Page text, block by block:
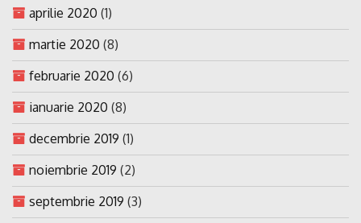
aprilie 2020 (1)
martie 2020 (8)
februarie 2020 (6)
ianuarie 2020 (8)
decembrie 2019 (1)
noiembrie 2019 (2)
septembrie 2019 (3)